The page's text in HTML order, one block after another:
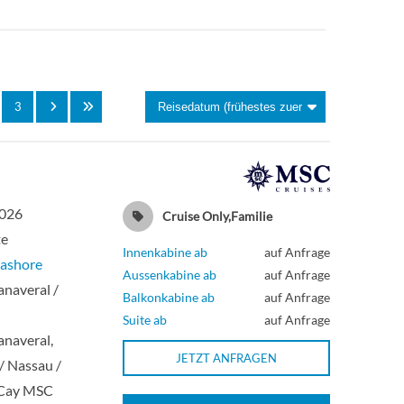
Deck 9 Suite
Suite
Suite
Suite
3
/
Nassau /
MSC
Cruise Only,Familie
Innenkabine ab
auf Anfrage
Aussenkabine ab
auf Anfrage
Balkonkabine ab
auf Anfrage
Suite ab
auf Anfrage
JETZT ANFRAGEN